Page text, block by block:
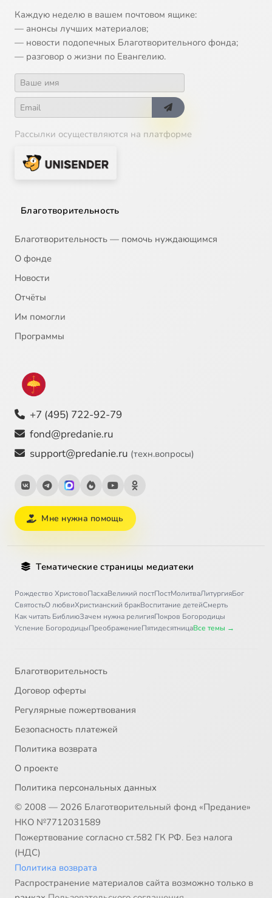
Каждую неделю в вашем почтовом ящике:
— анонсы лучших материалов;
— новости подопечных Благотворительного фонда;
— разговор о жизни по Евангелию.
Рассылки осуществляются на платформе
Благотворительность
Благотворительность — помочь нуждающимся
О фонде
Новости
Отчёты
Им помогли
Программы
+7 (495) 722-92-79
fond@predanie.ru
support@predanie.ru (техн.вопросы)
Мне нужна помощь
Тематические страницы медиатеки
Рождество ХристовоПасхаВеликий постПостМолитваЛитургияБог
СвятостьО любвиХристианский бракВоспитание детейСмерть
Как читать БиблиюЗачем нужна религияПокров Богородицы
Успение БогородицыПреображениеПятидесятницаВсе темы →
Благотворительность
Договор оферты
Регулярные пожертвования
Безопасность платежей
Политика возврата
О проекте
Политика персональных данных
© 2008 — 2026 Благотворительный фонд «Предание»
НКО №7712031589
Пожертвование согласно ст.582 ГК РФ. Без налога
(НДС)
Политика возврата
Распространение материалов сайта возможно только в